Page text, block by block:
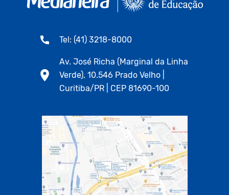
Tel: (41) 3218-8000
Av. José Richa (Marginal da Linha
Verde), 10.546 Prado Velho |
Curitiba/PR | CEP 81690-100